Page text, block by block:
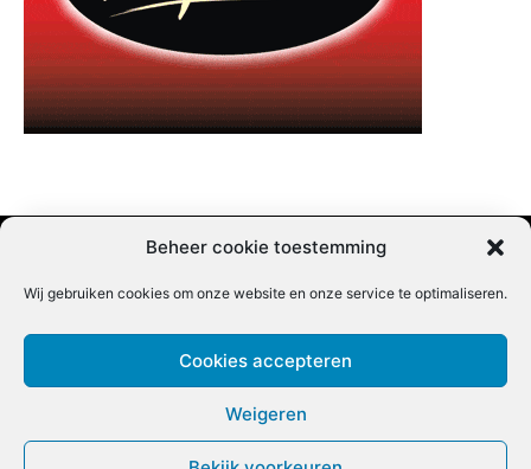
Beheer cookie toestemming
Wij gebruiken cookies om onze website en onze service te optimaliseren.
Cookies accepteren
Weigeren
Nieuwsbrief inschrijven | Partner content